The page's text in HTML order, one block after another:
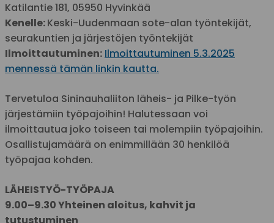
Katilantie 181, 05950 Hyvinkää
Kenelle:Keski-Uudenmaan sote-alan työntekijät,
seurakuntien ja järjestöjen työntekijät
Ilmoittautuminen: Ilmoittautuminen 5.3.2025
mennessä tämän linkin kautta.
Tervetuloa Sininauhaliiton läheis- ja Pilke-työn
järjestämiin työpajoihin! Halutessaan voi
ilmoittautua joko toiseen tai molempiin työpajoihin.
Osallistujamäärä on enimmillään 30 henkilöä
työpajaa kohden.
LÄHEISTYÖ-TYÖPAJA
9.00–9.30 Yhteinen aloitus, kahvit ja